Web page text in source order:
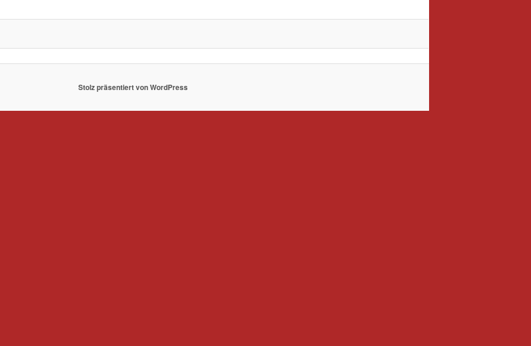
Stolz präsentiert von WordPress